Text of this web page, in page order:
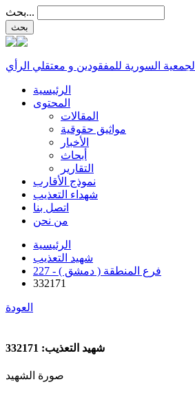
بحث...
الجمعية السورية للمفقودين و معتقلي الرأي
الرئيسية
المحتوى
المقالات
مواثيق حقوقية
الأخبار
أبحاث
التقارير
نموذج الأقارب
شهداء التعذيب
اتصل بنا
من نحن
الرئيسية
شهيد التعذيب
227 - فرع المنطقة ( دمشق )
332171
العودة
شهيد التعذيب: 332171
صورة الشهيد